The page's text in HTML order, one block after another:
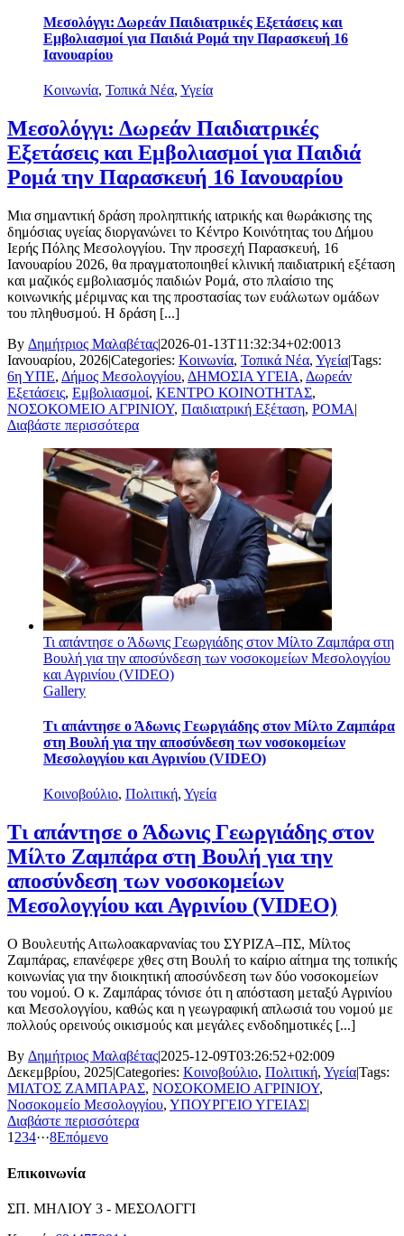
Μεσολόγγι: Δωρεάν Παιδιατρικές Εξετάσεις και
Εμβολιασμοί για Παιδιά Ρομά την Παρασκευή 16
Ιανουαρίου
Κοινωνία, Τοπικά Νέα, Υγεία
Μεσολόγγι: Δωρεάν Παιδιατρικές
Εξετάσεις και Εμβολιασμοί για Παιδιά
Ρομά την Παρασκευή 16 Ιανουαρίου
Μια σημαντική δράση προληπτικής ιατρικής και θωράκισης της
δημόσιας υγείας διοργανώνει το Κέντρο Κοινότητας του Δήμου
Ιερής Πόλης Μεσολογγίου. Την προσεχή Παρασκευή, 16
Ιανουαρίου 2026, θα πραγματοποιηθεί κλινική παιδιατρική εξέταση
και μαζικός εμβολιασμός παιδιών Ρομά, στο πλαίσιο της
κοινωνικής μέριμνας και της προστασίας των ευάλωτων ομάδων
του πληθυσμού. Η δράση [...]
By Δημήτριος Μαλαβέτας|2026-01-13T11:32:34+02:0013
Ιανουαρίου, 2026|Categories: Κοινωνία, Τοπικά Νέα, Υγεία|Tags:
6η ΥΠΕ, Δήμος Μεσολογγίου, ΔΗΜΟΣΙΑ ΥΓΕΙΑ, Δωρεάν
Εξετάσεις, Εμβολιασμοί, ΚΕΝΤΡΟ ΚΟΙΝΟΤΗΤΑΣ,
ΝΟΣΟΚΟΜΕΙΟ ΑΓΡΙΝΙΟΥ, Παιδιατρική Εξέταση, ΡΟΜΑ|
Διαβάστε περισσότερα
Τι απάντησε ο Άδωνις Γεωργιάδης στον Μίλτο Ζαμπάρα στη
Βουλή για την αποσύνδεση των νοσοκομείων Μεσολογγίου
και Αγρινίου (VIDEO)
Gallery
Τι απάντησε ο Άδωνις Γεωργιάδης στον Μίλτο Ζαμπάρα
στη Βουλή για την αποσύνδεση των νοσοκομείων
Μεσολογγίου και Αγρινίου (VIDEO)
Κοινοβούλιο, Πολιτική, Υγεία
Τι απάντησε ο Άδωνις Γεωργιάδης στον
Μίλτο Ζαμπάρα στη Βουλή για την
αποσύνδεση των νοσοκομείων
Μεσολογγίου και Αγρινίου (VIDEO)
Ο Βουλευτής Αιτωλοακαρνανίας του ΣΥΡΙΖΑ–ΠΣ, Μίλτος
Ζαμπάρας, επανέφερε χθες στη Βουλή το καίριο αίτημα της τοπικής
κοινωνίας για την διοικητική αποσύνδεση των δύο νοσοκομείων
του νομού. Ο κ. Ζαμπάρας τόνισε ότι η απόσταση μεταξύ Αγρινίου
και Μεσολογγίου, καθώς και η γεωγραφική απλωσιά του νομού με
πολλούς ορεινούς οικισμούς και μεγάλες ενδοδημοτικές [...]
By Δημήτριος Μαλαβέτας|2025-12-09T03:26:52+02:009
Δεκεμβρίου, 2025|Categories: Κοινοβούλιο, Πολιτική, Υγεία|Tags:
ΜΙΛΤΟΣ ΖΑΜΠΑΡΑΣ, ΝΟΣΟΚΟΜΕΙΟ ΑΓΡΙΝΙΟΥ,
Νοσοκομείο Μεσολογγίου, ΥΠΟΥΡΓΕΙΟ ΥΓΕΙΑΣ|
Διαβάστε περισσότερα
1 234···8Επόμενο
Επικοινωνία
ΣΠ. ΜΗΛΙΟΥ 3 - ΜΕΣΟΛΟΓΓΙ